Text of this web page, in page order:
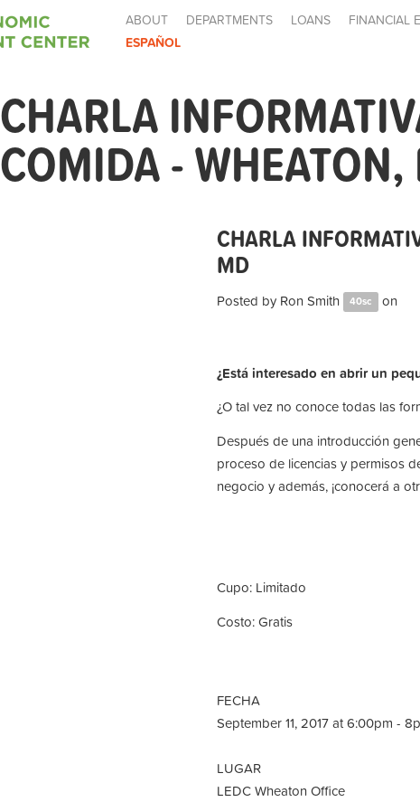
ABOUT DEPARTMENTS LOANS FINANCIAL
ESPAÑOL
CHARLA
COMIDA -
CHARLA
MD
Posted by Ron Smith 40sc on
¿Está interesado en abrir un
¿O tal vez no conoce todas las
Después de una introducción
proceso de licencias y permisos
negocio y además, ¡conocerá a
Cupo: Limitado
Costo: Gratis
FECHA
September 11, 2017 at 6:00pm -
LUGAR
LEDC Wheaton Office